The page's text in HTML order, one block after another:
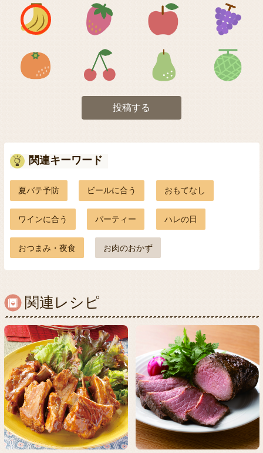
アイコン1 アイコン2 アイコン3
アイコン5 アイコン6 アイコン7
投稿する
関連キーワード
夏バテ予防 ビールに合う おもてなし
ワインに合う パーティー ハレの日
おつまみ・夜食 お肉のおかず
関連レシピ